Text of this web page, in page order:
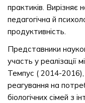
практиків. Вирізняє
педагогічна й
продуктивність.
Представники
участь у реалізації
Темпус ( 2014-
реагування на
біологічних сімей з